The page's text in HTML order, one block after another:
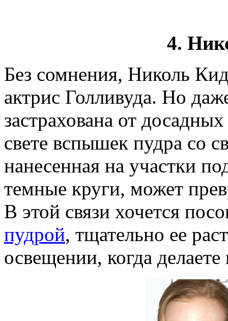
4.
Без сомнения, Николь
актрис Голливуда. Но
застрахована от
свете вспышек пудра со
нанесенная на участки
темные круги, может
В этой связи хочется
пудрой, тщательно ее
освещении, когда